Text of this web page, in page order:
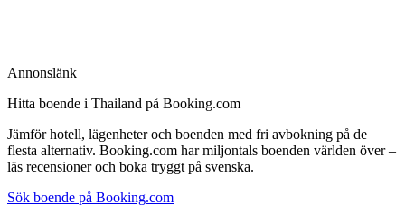
Annonslänk
Hitta boende i Thailand på Booking.com
Jämför hotell, lägenheter och boenden med fri avbokning på de
flesta alternativ. Booking.com har miljontals boenden världen över –
läs recensioner och boka tryggt på svenska.
Sök boende på Booking.com